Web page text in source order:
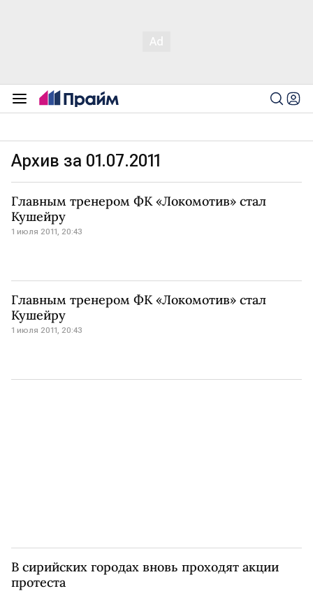
Архив за 01.07.2011
Главным тренером ФК «Локомотив» стал
Кушейру
1 июля 2011, 20:43
Главным тренером ФК «Локомотив» стал
Кушейру
1 июля 2011, 20:43
В сирийских городах вновь проходят акции
протеста